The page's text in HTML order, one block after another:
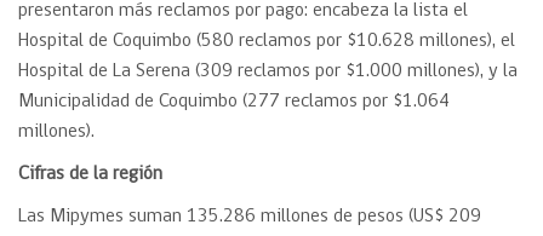
presentaron más reclamos por pago: encabeza la lista el
Hospital de Coquimbo (580 reclamos por $10.628 millones), el
Hospital de La Serena (309 reclamos por $1.000 millones), y la
Municipalidad de Coquimbo (277 reclamos por $1.064
millones).
Cifras de la región
Las Mipymes suman 135.286 millones de pesos (US$ 209